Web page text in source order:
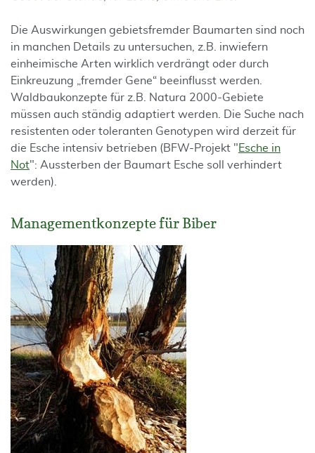
Die Auswirkungen gebietsfremder Baumarten sind noch
in manchen Details zu untersuchen, z.B. inwiefern
einheimische Arten wirklich verdrängt oder durch
Einkreuzung „fremder Gene“ beeinflusst werden.
Waldbaukonzepte für z.B. Natura 2000-Gebiete
müssen auch ständig adaptiert werden. Die Suche nach
resistenten oder toleranten Genotypen wird derzeit für
die Esche intensiv betrieben (BFW-Projekt "Esche in
Not": Aussterben der Baumart Esche soll verhindert
werden).
Managementkonzepte für Biber